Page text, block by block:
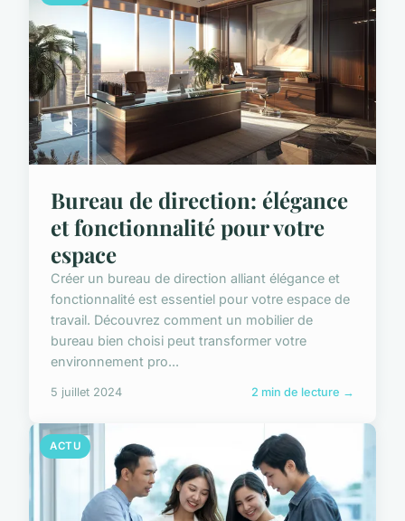
Bureau de direction: élégance
et fonctionnalité pour votre
espace
Créer un bureau de direction alliant élégance et
fonctionnalité est essentiel pour votre espace de
travail. Découvrez comment un mobilier de
bureau bien choisi peut transformer votre
environnement pro...
5 juillet 2024 2 min de lecture →
ACTU